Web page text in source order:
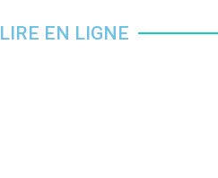
LIRE EN LIGNE